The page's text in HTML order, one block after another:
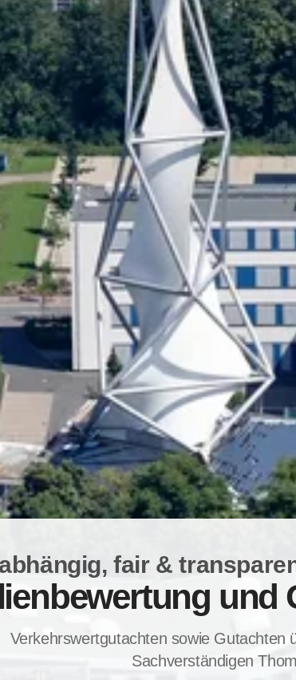
fair &
und
Verkehrswertgutachten sowie Gutachten
Sachverständigen